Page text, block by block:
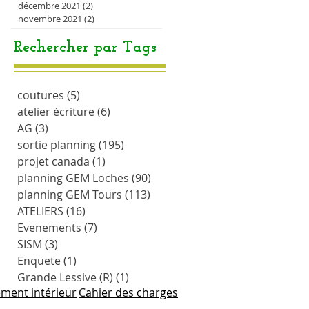
décembre 2021 (2)
novembre 2021 (2)
Rechercher par Tags
coutures (5)
atelier écriture(6)
AG (3)
sortie planning(195)
projet canada (1)
planning GEM Loches (90)
planning GEM Tours (113)
ATELIERS (16)
Evenements (7)
SISM (3)
Enquete(1)
Grande Lessive (R) (1)
intérieurCahier des charges